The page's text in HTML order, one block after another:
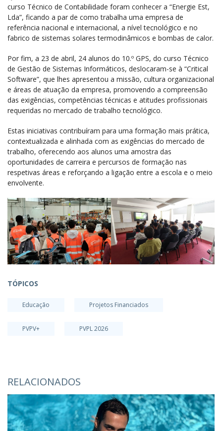
curso Técnico de Contabilidade foram conhecer a “Energie Est,
Lda”, ficando a par de como trabalha uma empresa de
referência nacional e internacional, a nível tecnológico e no
fabrico de sistemas solares termodinâmicos e bombas de calor.
Por fim, a 23 de abril, 24 alunos do 10.º GPS, do curso Técnico
de Gestão de Sistemas Informáticos, deslocaram-se à “Critical
Software”, que lhes apresentou a missão, cultura organizacional
e áreas de atuação da empresa, promovendo a compreensão
das exigências, competências técnicas e atitudes profissionais
requeridas no mercado de trabalho tecnológico.
Estas iniciativas contribuíram para uma formação mais prática,
contextualizada e alinhada com as exigências do mercado de
trabalho, oferecendo aos alunos uma amostra das
oportunidades de carreira e percursos de formação nas
respetivas áreas e reforçando a ligação entre a escola e o meio
envolvente.
TÓPICOS
Educação Projetos Financiados
PVPV+ PVPL 2026
RELACIONADOS